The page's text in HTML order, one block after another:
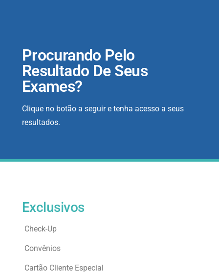
Procurando Pelo
Resultado De Seus
Exames?
Clique no botão a seguir e tenha acesso a seus
resultados.
Exclusivos
Check-Up
Convênios
Cartão Cliente Especial